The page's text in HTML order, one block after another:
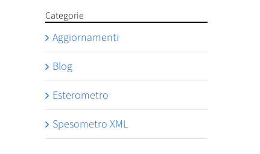
Categorie
Aggiornamenti
Blog
Esterometro
Spesometro XML